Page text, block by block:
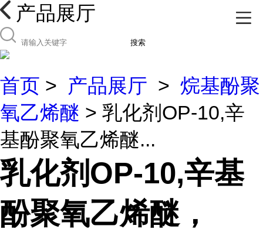
产品展厅
搜索
首页 > 产品展厅 > 烷基酚聚
氧乙烯醚 > 乳化剂OP-10,辛
基酚聚氧乙烯醚...
乳化剂OP-10,辛基
酚聚氧乙烯醚，